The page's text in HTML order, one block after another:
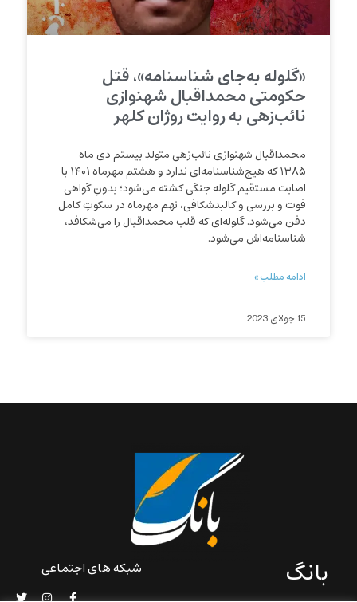
«گلوله به‌جای شناسنامه»، قتل
حکومتی محمداقبال شهنوازی
نائب‌زهی به روایت روژان کلهر
محمداقبال شهنوازی نائب‌زهی متولدِ بیستم دی ماه
۱۳۸۵ که هیچ‌شناسنامه‌ای ندارد و هشتم مهرماه ۱۴۰۱ با
اصابت مستقیم گلوله جنگی کشته می‌شود؛ بدونِ گواهی
فوت و بررسی و کالبدشکافی، نهم مهرماه در سکوتِ کامل
دفن می‌‌شود. گلوله‌ای که قلب محمداقبال را می‌شکافد،
شناسنامه‌اش می‌شود.
ادامه مطلب »
15 جولای 2023
بانگ شبکه های اجتماعی